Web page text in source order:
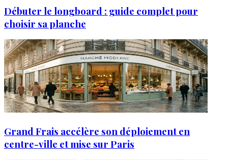
Débuter le longboard : guide complet pour
choisir sa planche
Grand Frais accélère son déploiement en
centre-ville et mise sur Paris